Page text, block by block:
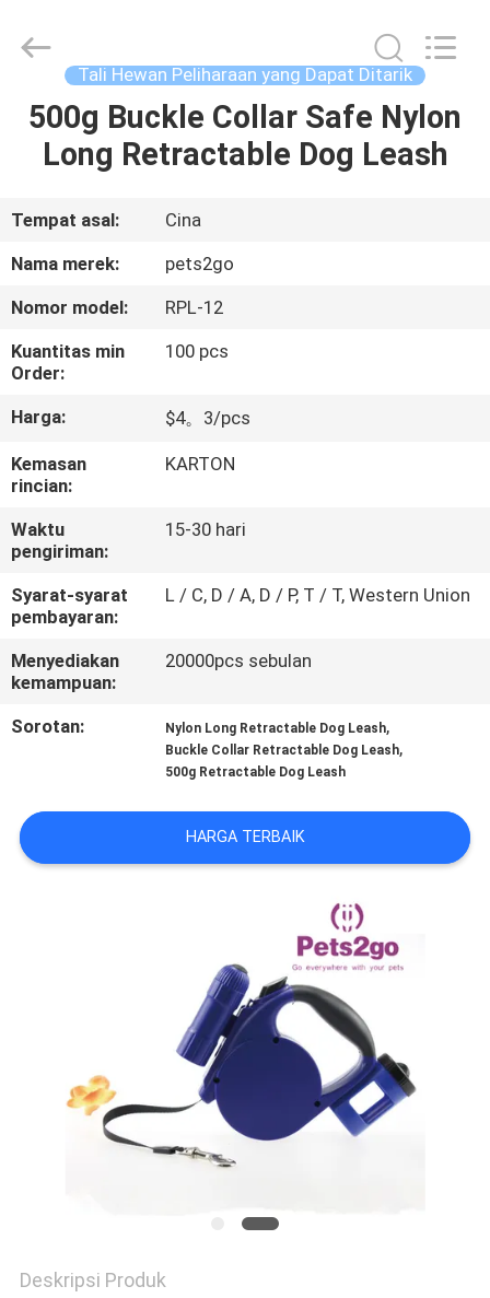
RUMAH
TENTANG
KAMI
TUR
PABRIK
HUBUNGI
PENAWARAN
BLOG/NEWS
PRIVACY
POLICY
Pets2Go
Trading
Rights
Reserved.
Tali Hewan Peliharaan yang Dapat Ditarik
500g Buckle Collar Safe Nylon
Long Retractable Dog Leash
Tempat asal:
Cina
Nama merek:
pets2go
Nomor model:
RPL-12
Kuantitas min
Order:
100 pcs
Harga: $4。3/pcs
Kemasan
rincian:
KARTON
Waktu
pengiriman:
15-30 hari
Syarat-syarat
pembayaran:
L / C, D / A, D / P, T / T, Western Union
Menyediakan
kemampuan:
20000pcs sebulan
Sorotan: Nylon Long Retractable Dog Leash,
Buckle Collar Retractable Dog Leash,
500g Retractable Dog Leash
HARGA TERBAIK
Deskripsi Produk